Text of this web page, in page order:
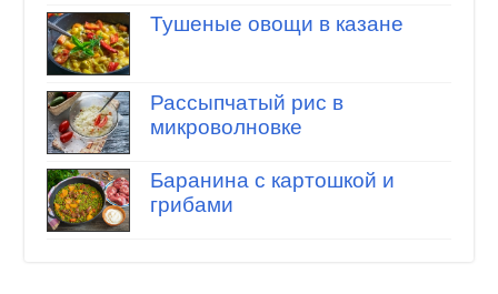
Тушеные овощи в казане
Рассыпчатый рис в
микроволновке
Баранина с картошкой и
грибами